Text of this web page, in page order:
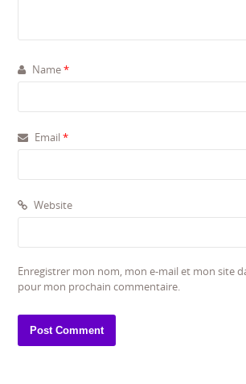
Name*
Email*
Website
Enregistrer mon nom, mon e-mail et mon site
pour mon prochain commentaire.